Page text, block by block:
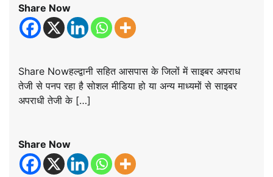
Share Now
Share Nowहल्द्वानी सहित आसपास के जिलों में साइबर अपराध
तेजी से पनप रहा है सोशल मीडिया हो या अन्य माध्यमों से साइबर
अपराधी तेजी के […]
Share Now